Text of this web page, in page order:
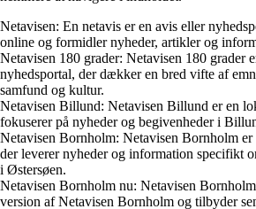
Netavisen: En netavis er en avis eller
online og formidler nyheder, artikler og
Netavisen 180 grader: Netavisen 180 grader
nyhedsportal, der dækker en bred vifte af
samfund og kultur.
Netavisen Billund: Netavisen Billund er en
fokuserer på nyheder og begivenheder i
Netavisen Bornholm: Netavisen Bornholm er
der leverer nyheder og information specifikt
i Østersøen.
Netavisen Bornholm nu: Netavisen
version af Netavisen Bornholm og tilbyder